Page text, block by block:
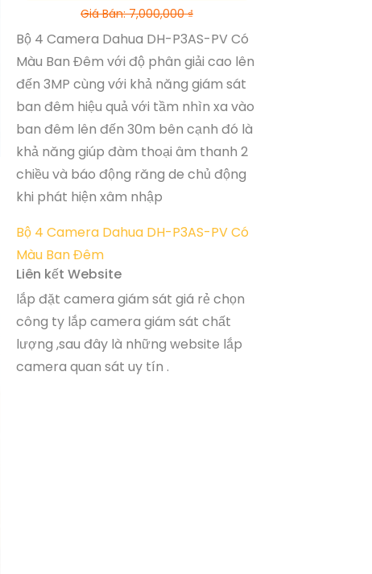
Giá Bán: 7,000,000 ₫
Bộ 4 Camera Dahua DH-P3AS-PV Có
Màu Ban Đêm với độ phân giải cao lên
đến 3MP cùng với khả năng giám sát
ban đêm hiệu quả với tầm nhìn xa vào
ban đêm lên đến 30m bên cạnh đó là
khả năng giúp đàm thoại âm thanh 2
chiều và báo động răng de chủ động
khi phát hiện xâm nhập
Bộ 4 Camera Dahua DH-P3AS-PV Có
Màu Ban Đêm
Liên kết Website
lắp đặt camera giám sát giá rẻ chọn
công ty lắp camera giám sát chất
lượng ,sau đây là những website lắp
camera quan sát uy tín .